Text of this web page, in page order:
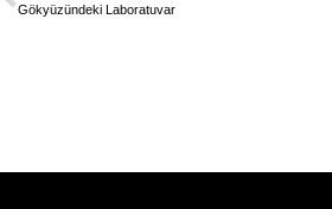
Gökyüzündeki Laboratuvar